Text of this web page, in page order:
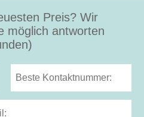
Preis? Wir
möglich antworten